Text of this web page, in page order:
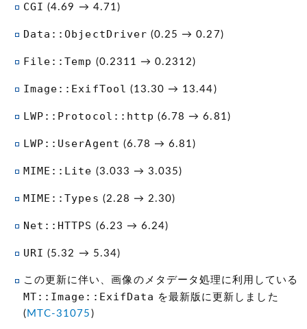
CGI (4.69 → 4.71)
Data::ObjectDriver (0.25 → 0.27)
File::Temp (0.2311 → 0.2312)
Image::ExifTool (13.30 → 13.44)
LWP::Protocol::http (6.78 → 6.81)
LWP::UserAgent (6.78 → 6.81)
MIME::Lite (3.033 → 3.035)
MIME::Types (2.28 → 2.30)
Net::HTTPS (6.23 → 6.24)
URI (5.32 → 5.34)
この更新に伴い、画像のメタデータ処理に利用している
MT::Image::ExifData を最新版に更新しました
( MTC-31075 )